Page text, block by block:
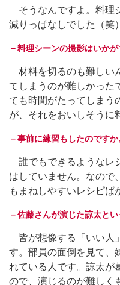
そうなんですよ。料理
減りっぱなしでした（笑
－料理シーンの撮影はいかが
材料を切るのも難しい
てしまうのが難しかった
ても時間がたってしまう
が、それをおいしそうに
－事前に練習もしたのですか
誰でもできるようなレ
はしていません。なので
もまねしやすいレシピば
－佐藤さんが演じた諒太と
皆が想像する「いい人
す。部員の面倒を見て、
れている人です。諒太が
ので、演じるのが難しく